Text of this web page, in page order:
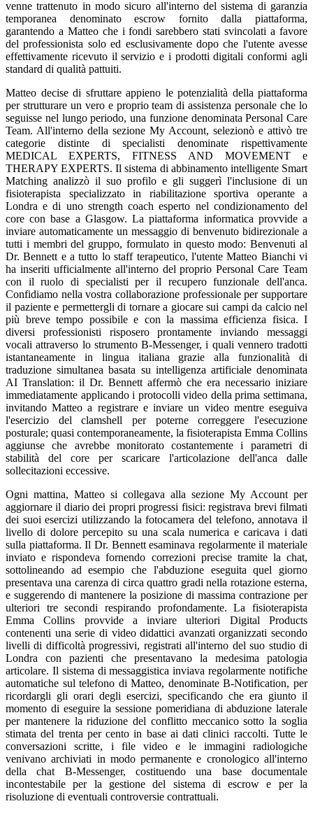
venne trattenuto in modo sicuro all'interno del sistema di garanzia
temporanea denominato escrow fornito dalla piattaforma,
garantendo a Matteo che i fondi sarebbero stati svincolati a favore
del professionista solo ed esclusivamente dopo che l'utente avesse
effettivamente ricevuto il servizio e i prodotti digitali conformi agli
standard di qualità pattuiti.
Matteo decise di sfruttare appieno le potenzialità della piattaforma
per strutturare un vero e proprio team di assistenza personale che lo
seguisse nel lungo periodo, una funzione denominata Personal Care
Team. All'interno della sezione My Account, selezionò e attivò tre
categorie distinte di specialisti denominate rispettivamente
MEDICAL EXPERTS, FITNESS AND MOVEMENT e
THERAPY EXPERTS. Il sistema di abbinamento intelligente Smart
Matching analizzò il suo profilo e gli suggerì l'inclusione di un
fisioterapista specializzato in riabilitazione sportiva operante a
Londra e di uno strength coach esperto nel condizionamento del
core con base a Glasgow. La piattaforma informatica provvide a
inviare automaticamente un messaggio di benvenuto bidirezionale a
tutti i membri del gruppo, formulato in questo modo: Benvenuti al
Dr. Bennett e a tutto lo staff terapeutico, l'utente Matteo Bianchi vi
ha inseriti ufficialmente all'interno del proprio Personal Care Team
con il ruolo di specialisti per il recupero funzionale dell'anca.
Confidiamo nella vostra collaborazione professionale per supportare
il paziente e permettergli di tornare a giocare sui campi da calcio nel
più breve tempo possibile e con la massima efficienza fisica. I
diversi professionisti risposero prontamente inviando messaggi
vocali attraverso lo strumento B-Messenger, i quali vennero tradotti
istantaneamente in lingua italiana grazie alla funzionalità di
traduzione simultanea basata su intelligenza artificiale denominata
AI Translation: il Dr. Bennett affermò che era necessario iniziare
immediatamente applicando i protocolli video della prima settimana,
invitando Matteo a registrare e inviare un video mentre eseguiva
l'esercizio del clamshell per poterne correggere l'esecuzione
posturale; quasi contemporaneamente, la fisioterapista Emma Collins
aggiunse che avrebbe monitorato costantemente i parametri di
stabilità del core per scaricare l'articolazione dell'anca dalle
sollecitazioni eccessive.
Ogni mattina, Matteo si collegava alla sezione My Account per
aggiornare il diario dei propri progressi fisici: registrava brevi filmati
dei suoi esercizi utilizzando la fotocamera del telefono, annotava il
livello di dolore percepito su una scala numerica e caricava i dati
sulla piattaforma. Il Dr. Bennett esaminava regolarmente il materiale
inviato e rispondeva fornendo correzioni precise tramite la chat,
sottolineando ad esempio che l'abduzione eseguita quel giorno
presentava una carenza di circa quattro gradi nella rotazione esterna,
e suggerendo di mantenere la posizione di massima contrazione per
ulteriori tre secondi respirando profondamente. La fisioterapista
Emma Collins provvide a inviare ulteriori Digital Products
contenenti una serie di video didattici avanzati organizzati secondo
livelli di difficoltà progressivi, registrati all'interno del suo studio di
Londra con pazienti che presentavano la medesima patologia
articolare. Il sistema di messaggistica inviava regolarmente notifiche
automatiche sul telefono di Matteo, denominate B-Notification, per
ricordargli gli orari degli esercizi, specificando che era giunto il
momento di eseguire la sessione pomeridiana di abduzione laterale
per mantenere la riduzione del conflitto meccanico sotto la soglia
stimata del trenta per cento in base ai dati clinici raccolti. Tutte le
conversazioni scritte, i file video e le immagini radiologiche
venivano archiviati in modo permanente e cronologico all'interno
della chat B-Messenger, costituendo una base documentale
incontestabile per la gestione del sistema di escrow e per la
risoluzione di eventuali controversie contrattuali.